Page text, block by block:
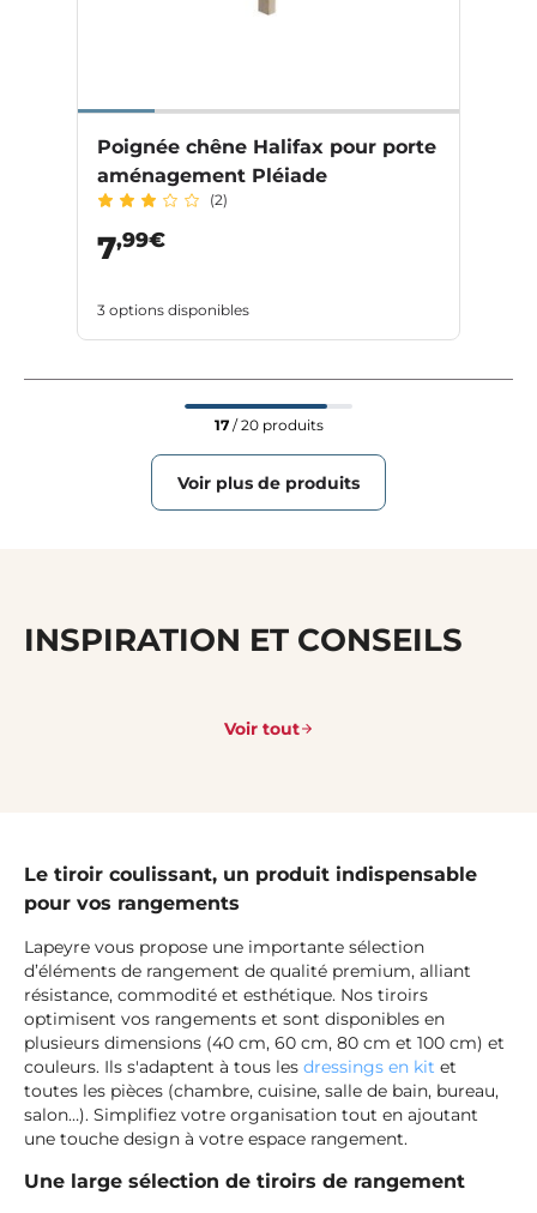
Poignée chêne Halifax pour porte
aménagement Pléiade
(2)
7,99€
3 options disponibles
17/ 20 produits
Voir plus de produits
INSPIRATION ET CONSEILS
Voir tout
Le tiroir coulissant, un produit indispensable
pour vos rangements
Lapeyre vous propose une importante sélection
d’éléments de rangement de qualité premium, alliant
résistance, commodité et esthétique. Nos tiroirs
optimisent vos rangements et sont disponibles en
plusieurs dimensions (40 cm, 60 cm, 80 cm et 100 cm) et
couleurs. Ils s'adaptent à tous les dressings en kit et
toutes les pièces (chambre, cuisine, salle de bain, bureau,
salon…). Simplifiez votre organisation tout en ajoutant
une touche design à votre espace rangement.
Une large sélection de tiroirs de rangement